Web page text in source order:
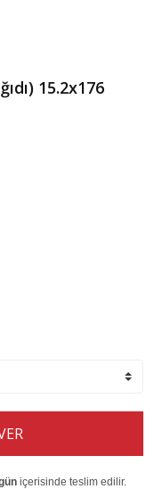
15.2x176
içerisinde teslim edilir.